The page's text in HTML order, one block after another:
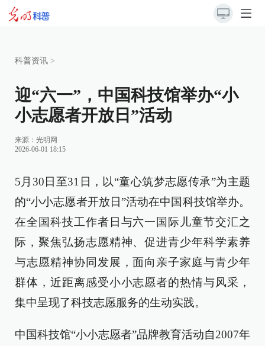
科普资讯 >
迎“六一”，中国科技馆举办“小
小志愿者开放日”活动
来源： 光明网
2026-06-01 18:15
5月30日至31日，以“童心筑梦志愿传承”为主题
的“小小志愿者开放日”活动在中国科技馆举办。
在全国科技工作者日与六一国际儿童节交汇之
际，聚焦弘扬志愿精神、促进青少年科学素养
与志愿精神协同发展，面向亲子家庭与青少年
群体，近距离感受小小志愿者的热情与风采，
集中呈现了科技志愿服务的生动实践。
中国科技馆“小小志愿者”品牌教育活动自2007年